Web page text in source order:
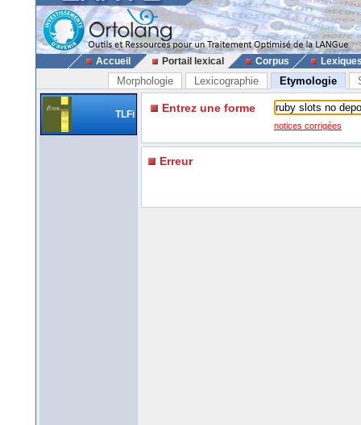
Accueil Portail lexical Corpus
Morphologie Lexicographie Etymologie
TLFi Entrez une forme
notices corrigées
Erreur